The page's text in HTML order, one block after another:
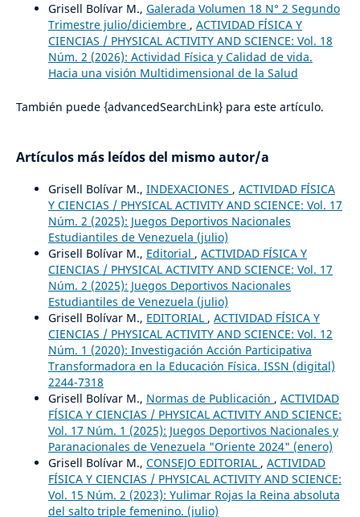
Grisell Bolívar M., Galerada Volumen 18 N° 2 Segundo
Trimestre julio/diciembre , ACTIVIDAD FÍSICA Y
CIENCIAS / PHYSICAL ACTIVITY AND SCIENCE: Vol. 18
Núm. 2 (2026): Actividad Física y Calidad de vida.
Hacia una visión Multidimensional de la Salud
También puede {advancedSearchLink} para este artículo.
Artículos más leídos del mismo autor/a
Grisell Bolívar M., INDEXACIONES , ACTIVIDAD FÍSICA
Y CIENCIAS / PHYSICAL ACTIVITY AND SCIENCE: Vol. 17
Núm. 2 (2025): Juegos Deportivos Nacionales
Estudiantiles de Venezuela (julio)
Grisell Bolívar M., Editorial , ACTIVIDAD FÍSICA Y
CIENCIAS / PHYSICAL ACTIVITY AND SCIENCE: Vol. 17
Núm. 2 (2025): Juegos Deportivos Nacionales
Estudiantiles de Venezuela (julio)
Grisell Bolívar M., EDITORIAL , ACTIVIDAD FÍSICA Y
CIENCIAS / PHYSICAL ACTIVITY AND SCIENCE: Vol. 12
Núm. 1 (2020): Investigación Acción Participativa
Transformadora en la Educación Física. ISSN (digital)
2244-7318
Grisell Bolívar M., Normas de Publicación , ACTIVIDAD
FÍSICA Y CIENCIAS / PHYSICAL ACTIVITY AND SCIENCE:
Vol. 17 Núm. 1 (2025): Juegos Deportivos Nacionales y
Paranacionales de Venezuela "Oriente 2024" (enero)
Grisell Bolívar M., CONSEJO EDITORIAL , ACTIVIDAD
FÍSICA Y CIENCIAS / PHYSICAL ACTIVITY AND SCIENCE:
Vol. 15 Núm. 2 (2023): Yulimar Rojas la Reina absoluta
del salto triple femenino. (julio)